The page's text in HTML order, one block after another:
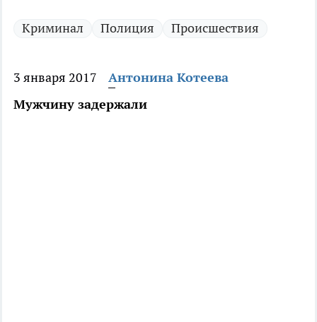
Криминал Полиция Происшествия
3 января 2017
Антонина Котеева
Мужчину задержали